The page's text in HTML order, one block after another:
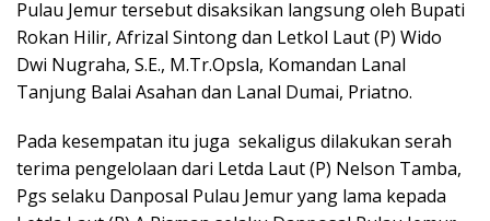
Pulau Jemur tersebut disaksikan langsung oleh Bupati
Rokan Hilir, Afrizal Sintong dan Letkol Laut (P) Wido
Dwi Nugraha, S.E., M.Tr.Opsla, Komandan Lanal
Tanjung Balai Asahan dan Lanal Dumai, Priatno.
Pada kesempatan itu juga sekaligus dilakukan serah
terima pengelolaan dari Letda Laut (P) Nelson Tamba,
Pgs selaku Danposal Pulau Jemur yang lama kepada